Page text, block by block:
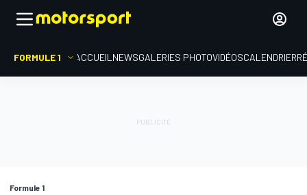
FORMULE 1 ACCUEIL NEWSGALERIES PHOTOVIDÉOSCALENDRIER
Formule 1